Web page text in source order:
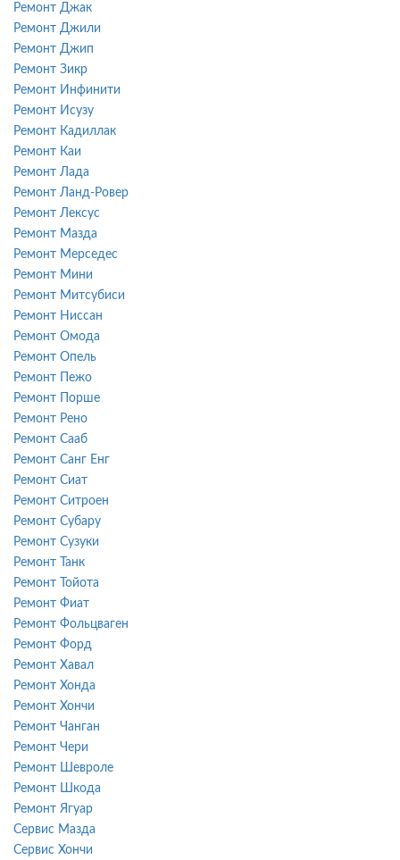
Ремонт Джак
Ремонт Джили
Ремонт Джип
Ремонт Зикр
Ремонт Инфинити
Ремонт Исузу
Ремонт Кадиллак
Ремонт Каи
Ремонт Лада
Ремонт Ланд-Ровер
Ремонт Лексус
Ремонт Мазда
Ремонт Мерседес
Ремонт Мини
Ремонт Митсубиси
Ремонт Ниссан
Ремонт Омода
Ремонт Опель
Ремонт Пежо
Ремонт Порше
Ремонт Рено
Ремонт Сааб
Ремонт Санг Енг
Ремонт Сиат
Ремонт Ситроен
Ремонт Субару
Ремонт Сузуки
Ремонт Танк
Ремонт Тойота
Ремонт Фиат
Ремонт Фольцваген
Ремонт Форд
Ремонт Хавал
Ремонт Хонда
Ремонт Хончи
Ремонт Чанган
Ремонт Чери
Ремонт Шевроле
Ремонт Шкода
Ремонт Ягуар
Сервис Мазда
Сервис Хончи